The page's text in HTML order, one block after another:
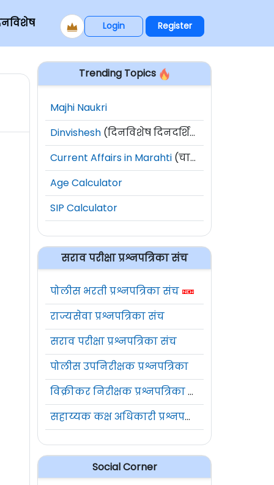
Login Register
Trending Topics
Majhi Naukri
Dinvishesh (दिनविशेष दिनदर्शिका)
Current Affairs in Marahti (चालू घडामोडी)
Age Calculator
SIP Calculator
सराव परीक्षा प्रश्नपत्रिका संच
पोलीस भरती प्रश्नपत्रिका संच
राज्यसेवा प्रश्नपत्रिका संच
सराव परीक्षा प्रश्नपत्रिका संच
पोलीस उपनिरीक्षक प्रश्नपत्रिका
विक्रीकर निरीक्षक प्रश्नपत्रिका संच
सहाय्यक कक्ष अधिकारी प्रश्नपत्रिका संच
Social Corner